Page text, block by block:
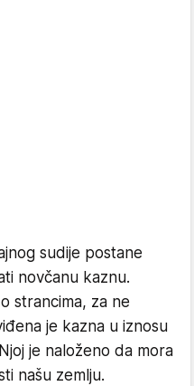
sudije postane
novčanu kaznu.
strancima, za ne
je kazna u iznosu
je naloženo da mora
našu zemlju.